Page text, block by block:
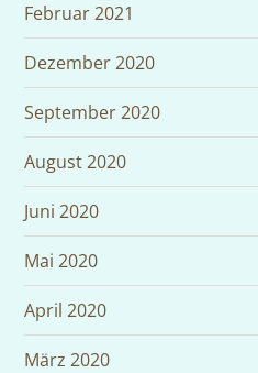
Februar 2021
Dezember 2020
September 2020
August 2020
Juni 2020
Mai 2020
April 2020
März 2020